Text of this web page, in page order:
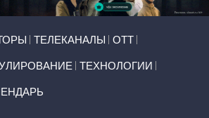
ТЕЛЕКАНАЛЫ ОТТ
ТЕХНОЛОГИИ